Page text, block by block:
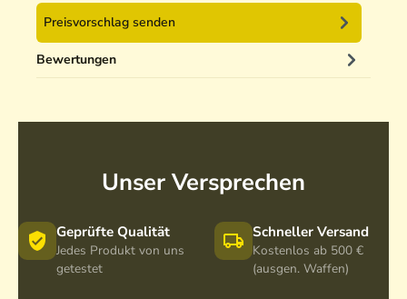
Preisvorschlag senden
Bewertungen
Unser Versprechen
Geprüfte Qualität
Jedes Produkt von uns
getestet
Schneller Versand
Kostenlos ab 500 €
(ausgen. Waffen)